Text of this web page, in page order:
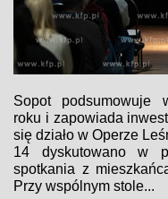
Sopot podsumowuje
roku i zapowiada
się działo w Operze
14 dyskutowano w
spotkania z
Przy wspólnym stole...